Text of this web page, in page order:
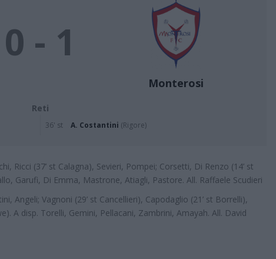
0 - 1
Monterosi
Reti
36' st A. Costantini (Rigore)
Ricci (37’ st Calagna), Sevieri, Pompei; Corsetti, Di Renzo (14’ st
Garufi, Di Emma, Mastrone, Atiagli, Pastore. All. Raffaele Scudieri
Angeli; Vagnoni (29’ st Cancellieri), Capodaglio (21’ st Borrelli),
A disp. Torelli, Gemini, Pellacani, Zambrini, Amayah. All. David